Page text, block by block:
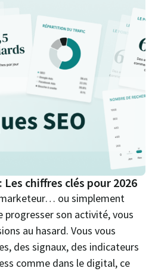
Les chiffres clés pour 2026
ou simplement
progresser son activité, vous
au hasard. Vous vous
des signaux, des indicateurs
comme dans le digital, ce